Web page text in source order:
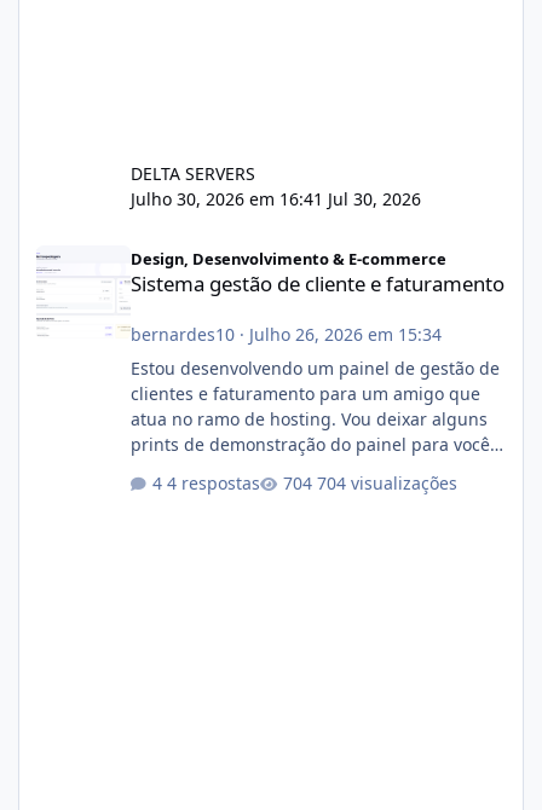
DELTA SERVERS
Julho 30, 2026 em 16:41 Jul 30, 2026
Design, Desenvolvimento & E-commerce
Sistema gestão de cliente e faturamento
bernardes10· Julho 26, 2026 em 15:34
Estou desenvolvendo um painel de gestão de
clientes e faturamento para um amigo que
atua no ramo de hosting. Vou deixar alguns
prints de demonstração do painel para vocês
com cerca de 80% concluído e conta com
4 respostas 704 visualizações